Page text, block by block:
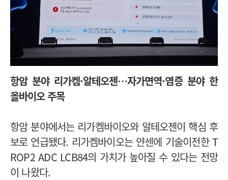
항암 분야 리가켐·알테오젠…자가면역·염증 분야 한
올바이오 주목
항암 분야에서는 리가켐바이오와 알테오젠이 핵심 후
보로 언급됐다. 리가켐바이오는 얀센에 기술이전한 T
ROP2 ADC LCB84의 가치가 높아질 수 있다는 전망
이 나왔다.